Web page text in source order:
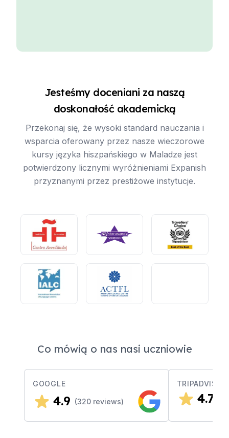
Jesteśmy doceniani za naszą
doskonałość akademicką
Przekonaj się, że wysoki standard nauczania i
wsparcia oferowany przez nasze wieczorowe
kursy języka hiszpańskiego w Maladze jest
potwierdzony licznymi wyróżnieniami Expanish
przyznanymi przez prestiżowe instytucje.
Co mówią o nas nasi uczniowie
GOOGLE
4.9 (320 reviews)
TRIPADVISOR
4.7